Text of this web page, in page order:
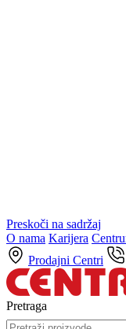
Preskoči na sadržaj
O nama Karijera
Prodajni Centri
Pretraga